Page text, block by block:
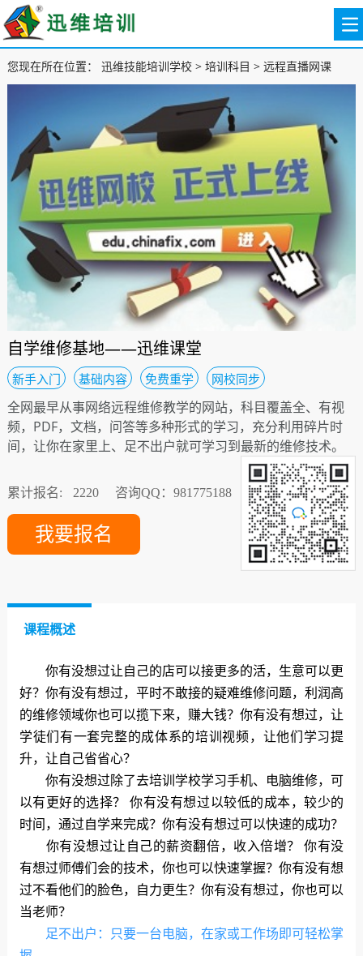
您现在所在位置： 迅维技能培训学校> 培训科目 > 远程直播网课
自学维修基地——迅维课堂
新手入门 基础内容 免费重学 网校同步
全网最早从事网络远程维修教学的网站，科目覆盖全、有视
频，PDF，文档，问答等多种形式的学习，充分利用碎片时
间，让你在家里上、足不出户就可学习到最新的维修技术。
累计报名: 2220 咨询QQ：981775188
我要报名
课程概述
你有没想过让自己的店可以接更多的活，生意可以更
好？你有没有想过，平时不敢接的疑难维修问题，利润高
的维修领域你也可以揽下来，赚大钱？你有没有想过，让
学徒们有一套完整的成体系的培训视频，让他们学习提
升，让自己省省心？
你有没想过除了去培训学校学习手机、电脑维修，可
以有更好的选择？ 你有没有想过以较低的成本，较少的
时间，通过自学来完成？你有没有想过可以快速的成功？
你有没想过让自己的薪资翻倍，收入倍增？ 你有没
有想过师傅们会的技术，你也可以快速掌握？你有没有想
过不看他们的脸色，自力更生？你有没有想过，你也可以
当老师？
足不出户：只要一台电脑，在家或工作场即可轻松掌